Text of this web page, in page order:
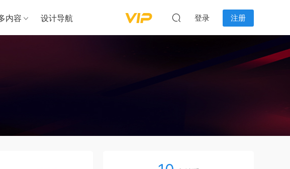
内容 设计导航 登录 注册